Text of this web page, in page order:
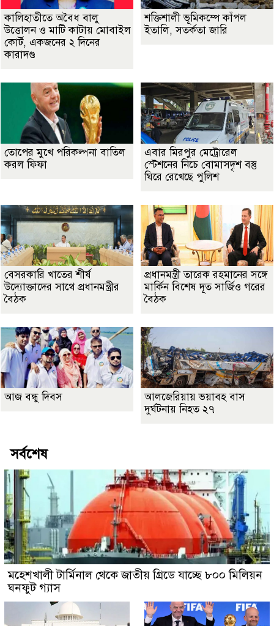
কালিহাতীতে অবৈধ বালু
উত্তোলন ও মাটি কাটায় মোবাইল
কোর্ট, একজনের ২ দিনের
কারাদণ্ড
শক্তিশালী ভূমিকম্পে কাঁপল
ইতালি, সতর্কতা জারি
তোপের মুখে পরিকল্পনা বাতিল
করল ফিফা
এবার মিরপুর মেট্রোরেল
স্টেশনের নিচে বোমাসদৃশ বস্তু
ঘিরে রেখেছে পুলিশ
বেসরকারি খাতের শীর্ষ
উদ্যোক্তাদের সাথে প্রধানমন্ত্রীর
বৈঠক
প্রধানমন্ত্রী তারেক রহমানের সঙ্গে
মার্কিন বিশেষ দূত সার্জিও গরের
বৈঠক
আজ বন্ধু দিবস
আলজেরিয়ায় ভয়াবহ বাস
দুর্ঘটনায় নিহত ২৭
সর্বশেষ
মহেশখালী টার্মিনাল থেকে জাতীয় গ্রিডে যাচ্ছে ৮০০ মিলিয়ন
ঘনফুট গ্যাস